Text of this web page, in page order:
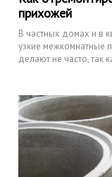
прихожей
В частных домах и в
узкие межкомнатные
делают не часто, так